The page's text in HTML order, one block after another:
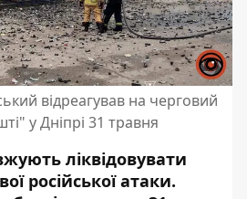
відреагував на черговий
у Дніпрі 31 травня
ліквідовувати
російської атаки.